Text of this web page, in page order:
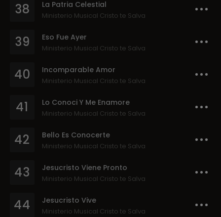
38 La Patria Celestial
Ministerio Musical Cristo te Salva
39 Eso Fue Ayer
Ministerio Musical Cristo te Salva
40 Incomparable Amor
Ministerio Musical Cristo te Salva
41 Lo Conoci Y Me Enamore
Ministerio Musical Cristo te Salva
42 Bello Es Conocerte
Ministerio Musical Cristo te Salva
43 Jesucristo Viene Pronto
Ministerio Musical Cristo te Salva
44 Jesucristo Vive
Ministerio Musical Cristo te Salva